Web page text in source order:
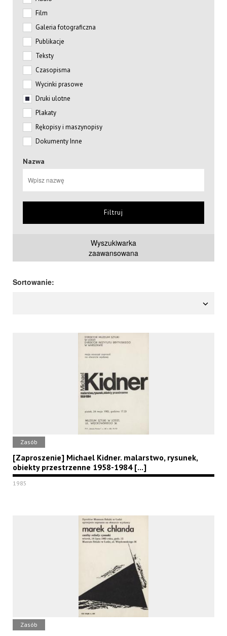
Film
Galeria fotograficzna
Publikacje
Teksty
Czasopisma
Wycinki prasowe
Druki ulotne
Plakaty
Rękopisy i maszynopisy
Dokumenty Inne
Nazwa
Filtruj
Wyszukiwarka
zaawansowana
Sortowanie:
Zasób
[Zaproszenie] Michael Kidner. malarstwo, rysunek,
obiekty przestrzenne 1958-1984 [...]
1985
Zasób